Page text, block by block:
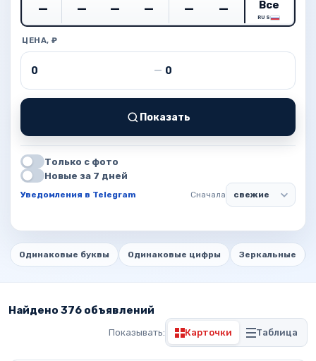
RUS
ЦЕНА, ₽
Цена от — Цена до
Показать
Только с фото
Новые за 7 дней
Уведомления в Telegram Сначала
Одинаковые буквы Одинаковые цифры Зеркальные
Найдено 376 объявлений
Показывать: Карточки Таблица